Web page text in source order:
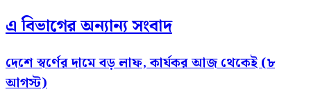
এ বিভাগের অন্যান্য সংবাদ
দেশে স্বর্ণের দামে বড় লাফ, কার্যকর আজ থেকেই (৮
আগস্ট)